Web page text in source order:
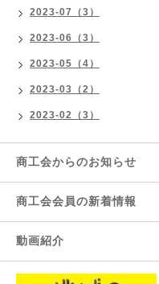
2023-07（3）
2023-06（3）
2023-05（4）
2023-03（2）
2023-02（3）
商工会からのお知らせ
商工会会員の新着情報
動画紹介